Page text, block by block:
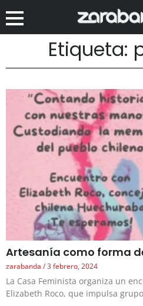
Etiqueta:
Artesanía como forma
zarabanda 3 febrero, 2024
La Casa Feminista organiza un
Elizabeth Roco, que impulsa